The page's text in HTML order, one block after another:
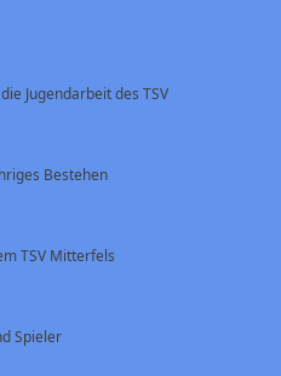
Jugendarbeit des TSV
Bestehen
TSV Mitterfels
Spieler